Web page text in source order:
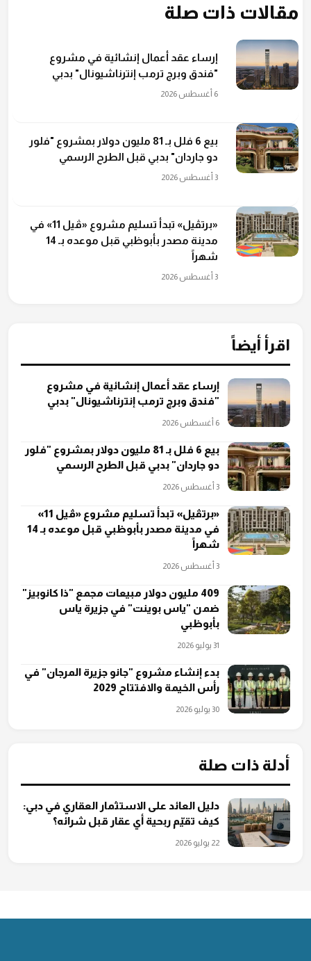
مقالات ذات صلة
إرساء عقد أعمال إنشائية في مشروع
"فندق وبرج ترمب إنترناشيونال" بدبي
6 أغسطس 2026
بيع 6 فلل بـ 81 مليون دولار بمشروع "فلور
دو جاردان" بدبي قبل الطرح الرسمي
3 أغسطس 2026
«برتڤيل» تبدأ تسليم مشروع «ڤيل 11» في
مدينة مصدر بأبوظبي قبل موعده بـ 14
شهراً
3 أغسطس 2026
اقرأ أيضاً
إرساء عقد أعمال إنشائية في مشروع
"فندق وبرج ترمب إنترناشيونال" بدبي
6 أغسطس 2026
بيع 6 فلل بـ 81 مليون دولار بمشروع "فلور
دو جاردان" بدبي قبل الطرح الرسمي
3 أغسطس 2026
«برتڤيل» تبدأ تسليم مشروع «ڤيل 11»
في مدينة مصدر بأبوظبي قبل موعده بـ 14
شهراً
3 أغسطس 2026
409 مليون دولار مبيعات مجمع "ذا كانوبيز"
ضمن "ياس بوينت" في جزيرة ياس
بأبوظبي
31 يوليو 2026
بدء إنشاء مشروع "جانو جزيرة المرجان" في
رأس الخيمة والافتتاح 2029
30 يوليو 2026
أدلة ذات صلة
دليل العائد على الاستثمار العقاري في دبي:
كيف تقيّم ربحية أي عقار قبل شرائه؟
22 يوليو 2026